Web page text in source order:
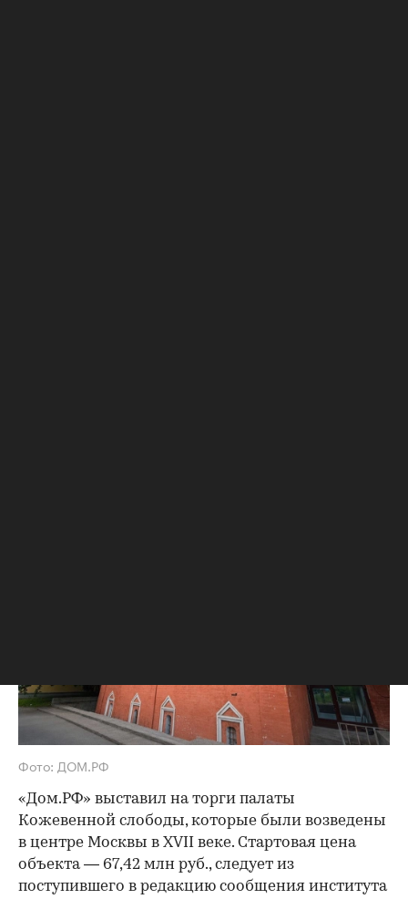
Фото: ДОМ.РФ
«Дом.РФ» выставил на торги палаты
Кожевенной слободы, которые были возведены
в центре Москвы в XVII веке. Стартовая цена
объекта — 67,42 млн руб., следует из
поступившего в редакцию сообщения института